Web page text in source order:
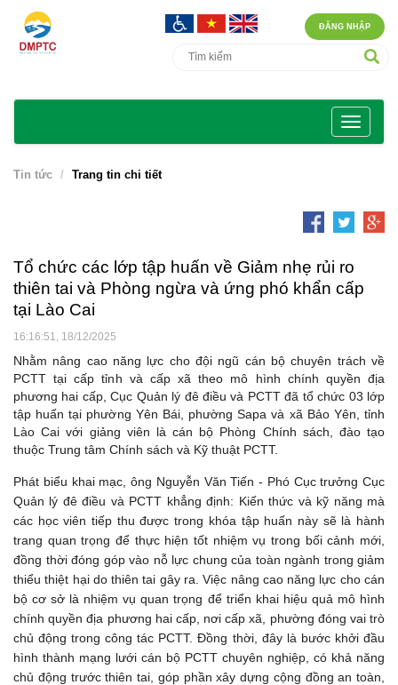
ĐĂNG NHẬP
Tin tức Trang tin chi tiết
Tổ chức các lớp tập huấn về Giảm nhẹ rủi ro
thiên tai và Phòng ngừa và ứng phó khẩn cấp
tại Lào Cai
16:16:51, 18/12/2025
Nhằm nâng cao năng lực cho đội ngũ cán bộ chuyên trách về
PCTT tại cấp tỉnh và cấp xã theo mô hình chính quyền địa
phương hai cấp, Cục Quản lý đê điều và PCTT đã tổ chức 03 lớp
tập huấn tại phường Yên Bái, phường Sapa và xã Bảo Yên, tỉnh
Lào Cai với giảng viên là cán bộ Phòng Chính sách, đào tạo
thuộc Trung tâm Chính sách và Kỹ thuật PCTT.
Phát biểu khai mạc, ông Nguyễn Văn Tiến - Phó Cục trưởng Cục
Quản lý đê điều và PCTT khẳng định: Kiến thức và kỹ năng mà
các học viên tiếp thu được trong khóa tập huấn này sẽ là hành
trang quan trọng để thực hiện tốt nhiệm vụ trong bối cảnh mới,
đồng thời đóng góp vào nỗ lực chung của toàn ngành trong giảm
thiểu thiệt hại do thiên tai gây ra. Việc nâng cao năng lực cho cán
bộ cơ sở là nhiệm vụ quan trọng để triển khai hiệu quả mô hình
chính quyền địa phương hai cấp, nơi cấp xã, phường đóng vai trò
chủ động trong công tác PCTT. Đồng thời, đây là bước khởi đầu
hình thành mạng lưới cán bộ PCTT chuyên nghiệp, có khả năng
chủ động trước thiên tai, góp phần xây dựng cộng đồng an toàn,